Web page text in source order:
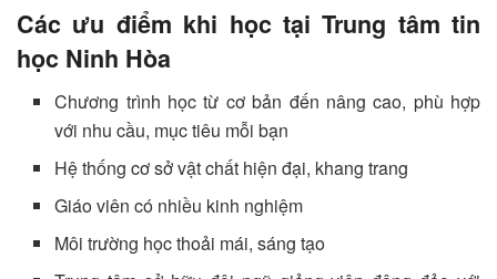
Các ưu điểm khi học tại Trung tâm tin
học Ninh Hòa
Chương trình học từ cơ bản đến nâng cao, phù hợp
với nhu cầu, mục tiêu mỗi bạn
Hệ thống cơ sở vật chất hiện đại, khang trang
Giáo viên có nhiều kinh nghiệm
Môi trường học thoải mái, sáng tạo